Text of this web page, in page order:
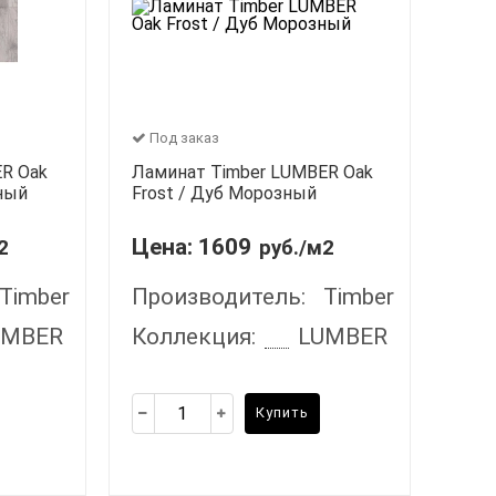
Oak
Под заказ
Ламинат Timber LUMBER Oak
Frost / Дуб Морозный
Цена: 1609 руб./м2
Производитель:
Timber
Коллекция:
LUMBER
Купить